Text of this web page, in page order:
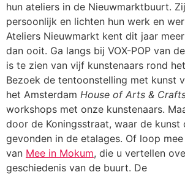
hun ateliers in de Nieuwmarktbuurt.
persoonlijk en lichten hun werk en
Ateliers Nieuwmarkt kent dit jaar
dan ooit. Ga langs bij VOX-POP van
is te zien van vijf kunstenaars rond het
Bezoek de tentoonstelling met kunst
het Amsterdam House of Arts &
workshops met onze kunstenaars.
door de Koningsstraat, waar de kunst
gevonden in de etalages. Of loop
van Mee in Mokum, die u vertellen
geschiedenis van de buurt. De